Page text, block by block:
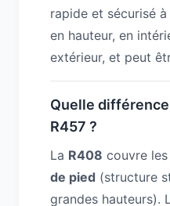
rapide et sécurisé
en hauteur, en
extérieur, et peut
Quelle
R457 ?
La R408 couvre
de pied (structure
grandes hauteurs).